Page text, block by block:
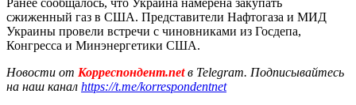
сжиженный газ в США. Представители Нафтогаза и МИД
Украины провели встречи с чиновниками из Госдепа,
Конгресса и Минэнергетики США.
Новости от Корреспондент.netв Telegram. Подписывайтесь
на наш канал https://t.me/korrespondentnet